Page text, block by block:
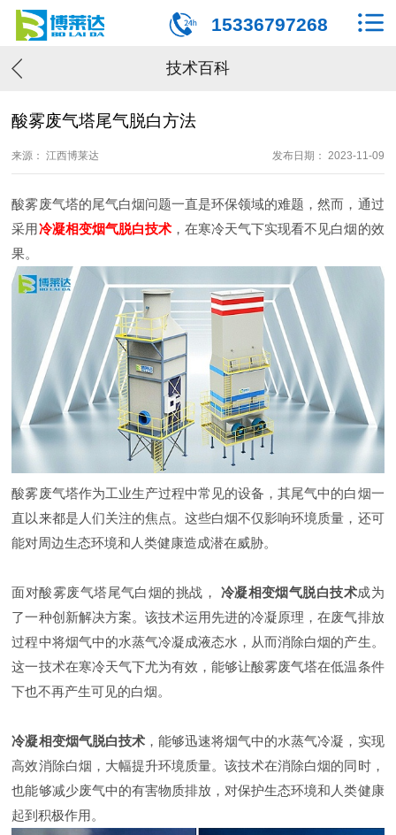
15336797268
技术百科
酸雾废气塔尾气脱白方法
来源： 江西博莱达 发布日期： 2023-11-09
酸雾废气塔的尾气白烟问题一直是环保领域的难题，然而，通过
采用冷凝相变烟气脱白技术，在寒冷天气下实现看不见白烟的效
果。
酸雾废气塔作为工业生产过程中常见的设备，其尾气中的白烟一
直以来都是人们关注的焦点。这些白烟不仅影响环境质量，还可
能对周边生态环境和人类健康造成潜在威胁。
面对酸雾废气塔尾气白烟的挑战， 冷凝相变烟气脱白技术成为
了一种创新解决方案。该技术运用先进的冷凝原理，在废气排放
过程中将烟气中的水蒸气冷凝成液态水，从而消除白烟的产生。
这一技术在寒冷天气下尤为有效，能够让酸雾废气塔在低温条件
下也不再产生可见的白烟。
冷凝相变烟气脱白技术，能够迅速将烟气中的水蒸气冷凝，实现
高效消除白烟，大幅提升环境质量。该技术在消除白烟的同时，
也能够减少废气中的有害物质排放，对保护生态环境和人类健康
起到积极作用。